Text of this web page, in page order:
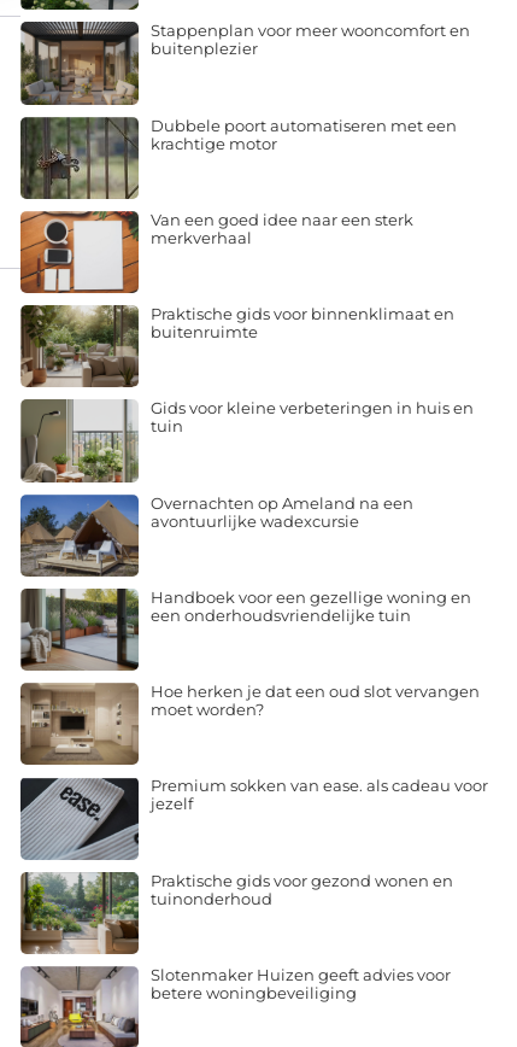
Stappenplan voor meer wooncomfort en
buitenplezier
Dubbele poort automatiseren met een
krachtige motor
Van een goed idee naar een sterk
merkverhaal
Praktische gids voor binnenklimaat en
buitenruimte
Gids voor kleine verbeteringen in huis en
tuin
Overnachten op Ameland na een
avontuurlijke wadexcursie
Handboek voor een gezellige woning en
een onderhoudsvriendelijke tuin
Hoe herken je dat een oud slot vervangen
moet worden?
Premium sokken van ease. als cadeau voor
jezelf
Praktische gids voor gezond wonen en
tuinonderhoud
Slotenmaker Huizen geeft advies voor
betere woningbeveiliging